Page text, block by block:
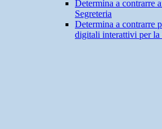
Determina a contrarre
Segreteria
Determina a contrarre
digitali interattivi per la